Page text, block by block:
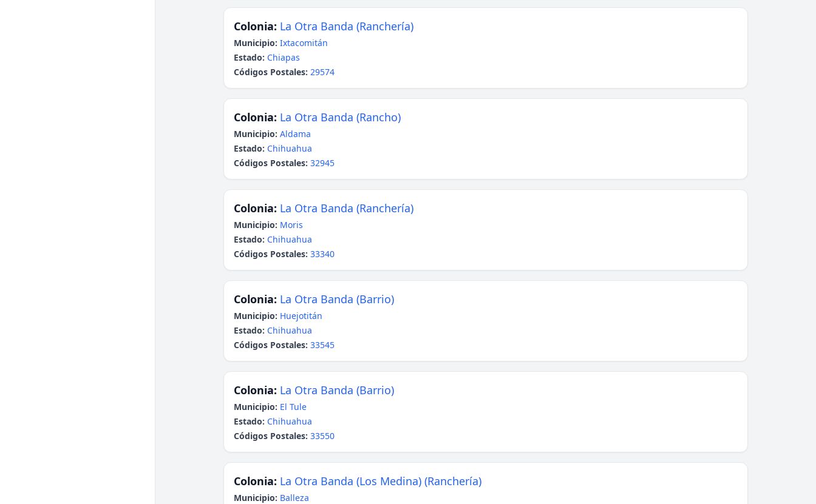
Colonia: La Otra Banda (Ranchería)
Municipio: Ixtacomitán
Estado: Chiapas
Códigos Postales: 29574
Colonia: La Otra Banda (Rancho)
Municipio: Aldama
Estado: Chihuahua
Códigos Postales: 32945
Colonia: La Otra Banda (Ranchería)
Municipio: Moris
Estado: Chihuahua
Códigos Postales: 33340
Colonia: La Otra Banda (Barrio)
Municipio: Huejotitán
Estado: Chihuahua
Códigos Postales: 33545
Colonia: La Otra Banda (Barrio)
Municipio: El Tule
Estado: Chihuahua
Códigos Postales: 33550
Colonia: La Otra Banda (Los Medina) (Ranchería)
Municipio: Balleza